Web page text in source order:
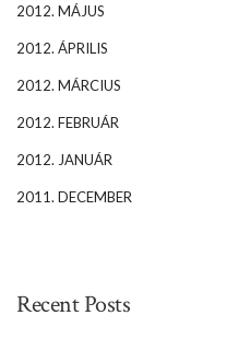
2012. MÁJUS
2012. ÁPRILIS
2012. MÁRCIUS
2012. FEBRUÁR
2012. JANUÁR
2011. DECEMBER
Recent Posts